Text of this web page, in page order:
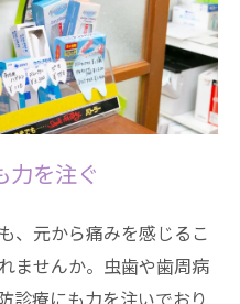
力を注ぐ
、元から痛みを感じるこ
ませんか。虫歯や歯周病
診療にも力を注いでおり